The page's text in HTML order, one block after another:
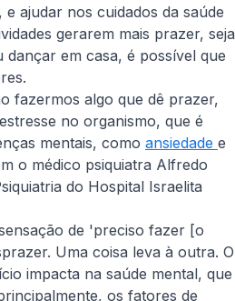
ajudar nos cuidados da saúde
gerarem mais prazer, seja
em casa, é possível que
fazermos algo que dê prazer,
no organismo, que é
mentais, como ansiedade e
o médico psiquiatra Alfredo
do Hospital Israelita
de 'preciso fazer [o
Uma coisa leva à outra. O
impacta na saúde mental, que
os fatores de